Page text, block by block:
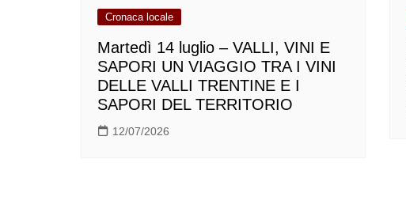
Cronaca locale
Martedì 14 luglio – VALLI, VINI E
SAPORI UN VIAGGIO TRA I VINI
DELLE VALLI TRENTINE E I
SAPORI DEL TERRITORIO
12/07/2026